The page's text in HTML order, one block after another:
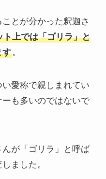
とが分かった釈迦さ
ト上では「ゴリラ」と
す。
愛称で親しまれてい
も多いのではないで
が「ゴリラ」と呼ば
ました。